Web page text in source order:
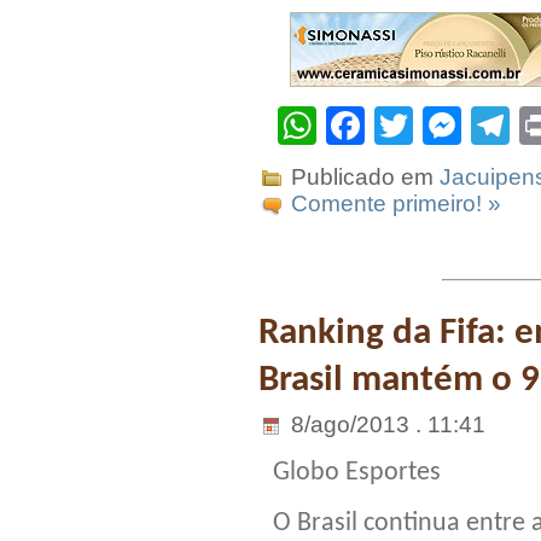
WhatsApp
Facebook
Twitter
Publicado em
Comente primeiro! »
Ranking da Fifa:
Brasil mantém o
8/ago/2013 . 11:41
Globo Esportes
O Brasil continua entre